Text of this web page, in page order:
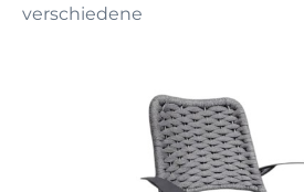
verschiedene